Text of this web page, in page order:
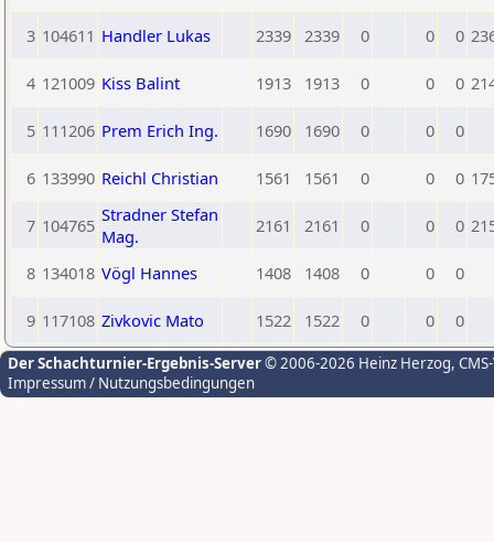
3 104611 Handler Lukas 2339 2339 0 0 0
4 121009 Kiss Balint 1913 1913 0 0 0
5 111206 Prem Erich Ing. 1690 1690 0 0 0
6 133990 Reichl Christian 1561 1561 0 0 0
7 104765 Stradner Stefan
Mag.
2161 2161 0 0 0
8 134018 Vögl Hannes 1408 1408 0 0 0
9 117108 Zivkovic Mato 1522 1522 0 0 0
Der Schachturnier-Ergebnis-Server© 2006-2026 Heinz Herzog,
Impressum / Nutzungsbedingungen